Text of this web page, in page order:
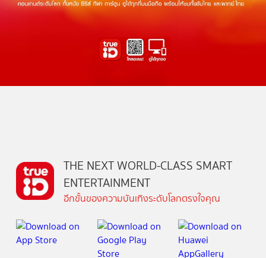
THE NEXT WORLD-CLASS SMART
ENTERTAINMENT
อีกขั้นของความบันเทิงระดับโลกตรงใจคุณ